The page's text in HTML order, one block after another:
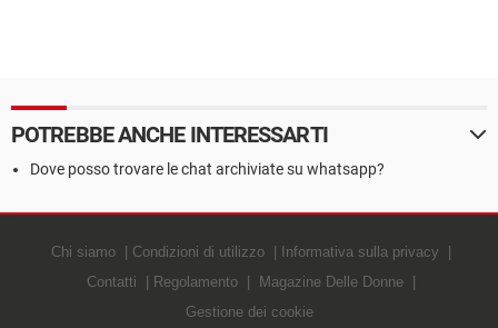
POTREBBE ANCHE INTERESSARTI
Dove posso trovare le chat archiviate su whatsapp?
Chi siamo Condizioni di utilizzo
Informativa sulla privacy
Contatti
Regolamento
Magazine Delle Donne
Gestione dei cookie